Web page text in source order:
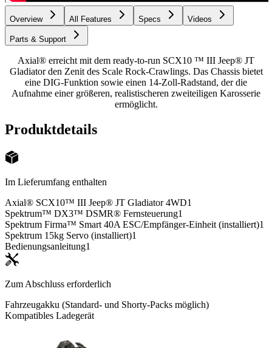
Overview All Features Specs Videos
Parts & Support
Axial® erreicht mit dem ready-to-run SCX10 ™ III Jeep® JT
Gladiator den Zenit des Scale Rock-Crawlings. Das Chassis bietet
eine DIG-Funktion sowie einen 14-Zoll-Radstand, der die
Aufnahme einer größeren, realistischeren zweiteiligen Karosserie
ermöglicht.
Produktdetails
Im Lieferumfang enthalten
Axial® SCX10™ III Jeep® JT Gladiator 4WD1
Spektrum™ DX3™ DSMR® Fernsteuerung1
Spektrum Firma™ Smart 40A ESC/Empfänger-Einheit (installiert)1
Spektrum 15kg Servo (installiert)1
Bedienungsanleitung1
Zum Abschluss erforderlich
Fahrzeugakku (Standard- und Shorty-Packs möglich)
Kompatibles Ladegerät